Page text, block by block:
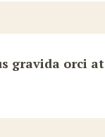
gravida orci at